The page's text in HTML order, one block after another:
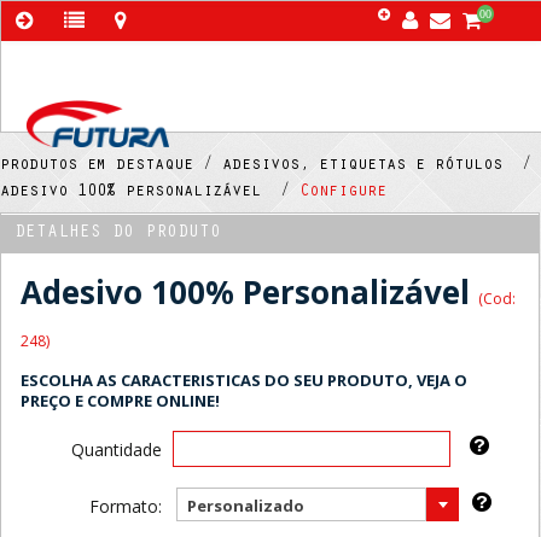
00
produtos em destaque / adesivos, etiquetas e rótulos /
adesivo 100% personalizável /
Configure
DETALHES DO PRODUTO
Adesivo 100% Personalizável (Cod:
248)
ESCOLHA AS CARACTERISTICAS DO SEU PRODUTO, VEJA O
PREÇO E COMPRE ONLINE!
Quantidade
Formato: Personalizado